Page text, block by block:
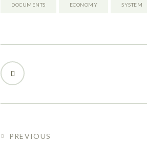
DOCUMENTS ECONOMY SYSTEM
PREVIOUS